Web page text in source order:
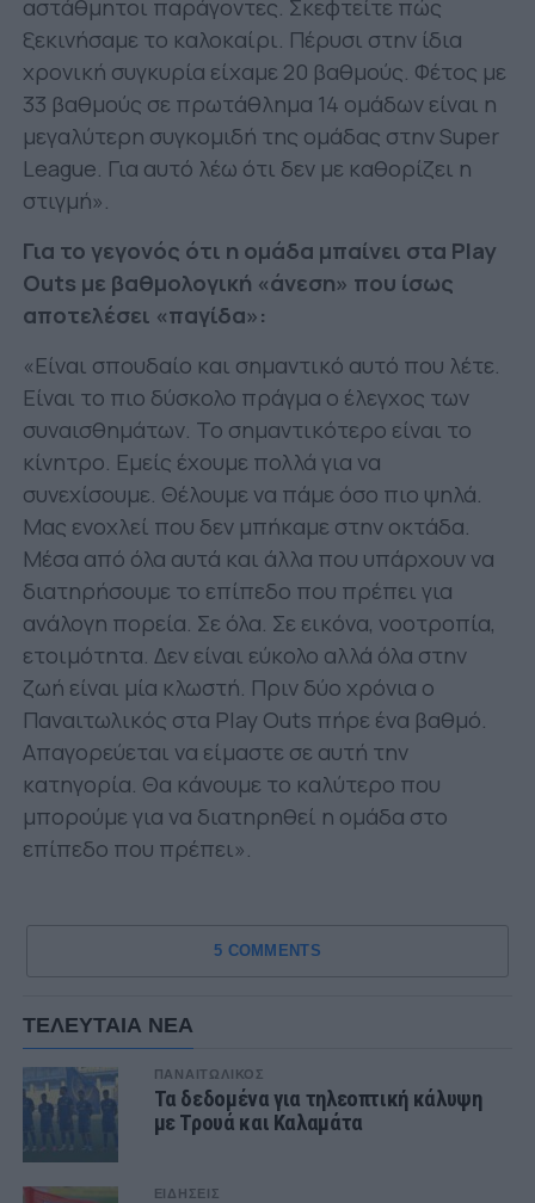
αστάθμητοι παράγοντες. Σκεφτείτε πώς
ξεκινήσαμε το καλοκαίρι. Πέρυσι στην ίδια
χρονική συγκυρία είχαμε 20 βαθμούς. Φέτος με
33 βαθμούς σε πρωτάθλημα 14 ομάδων είναι η
μεγαλύτερη συγκομιδή της ομάδας στην Super
League. Για αυτό λέω ότι δεν με καθορίζει η
στιγμή».
Για το γεγονός ότι η ομάδα μπαίνει στα Play
Outs με βαθμολογική «άνεση» που ίσως
αποτελέσει «παγίδα»:
«Είναι σπουδαίο και σημαντικό αυτό που λέτε.
Είναι το πιο δύσκολο πράγμα ο έλεγχος των
συναισθημάτων. Το σημαντικότερο είναι το
κίνητρο. Εμείς έχουμε πολλά για να
συνεχίσουμε. Θέλουμε να πάμε όσο πιο ψηλά.
Μας ενοχλεί που δεν μπήκαμε στην οκτάδα.
Μέσα από όλα αυτά και άλλα που υπάρχουν να
διατηρήσουμε το επίπεδο που πρέπει για
ανάλογη πορεία. Σε όλα. Σε εικόνα, νοοτροπία,
ετοιμότητα. Δεν είναι εύκολο αλλά όλα στην
ζωή είναι μία κλωστή. Πριν δύο χρόνια ο
Παναιτωλικός στα Play Outs πήρε ένα βαθμό.
Απαγορεύεται να είμαστε σε αυτή την
κατηγορία. Θα κάνουμε το καλύτερο που
μπορούμε για να διατηρηθεί η ομάδα στο
επίπεδο που πρέπει».
5 COMMENTS
ΤΕΛΕΥΤΑΙΑ ΝΕΑ
ΠΑΝΑΙΤΩΛΙΚΟΣ
Τα δεδομένα για τηλεοπτική κάλυψη
με Τρουά και Καλαμάτα
ΕΙΔΗΣΕΙΣ